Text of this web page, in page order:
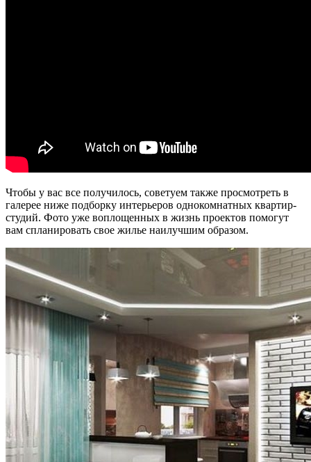
Чтобы у вас все получилось, советуем также просмотреть в
галерее ниже подборку интерьеров однокомнатных квартир-
студий. Фото уже воплощенных в жизнь проектов помогут
вам спланировать свое жилье наилучшим образом.